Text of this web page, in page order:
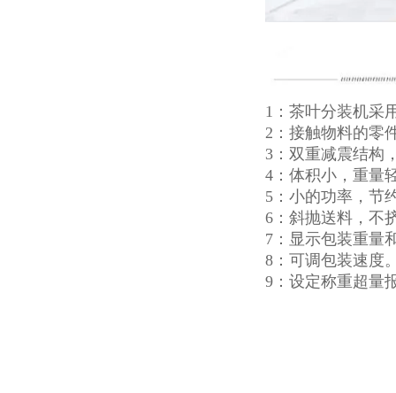
1：茶叶分装机采
2：接触物料的零
3：双重减震结构
4：体积小，重量
5：小的功率，节
6：斜抛送料，不
7：显示包装重量
8：可调包装速度
9：设定称重超量